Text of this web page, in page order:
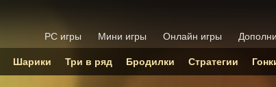
PC игры Мини игры Онлайн игры
Шарики Три в ряд Бродилки Стратегии